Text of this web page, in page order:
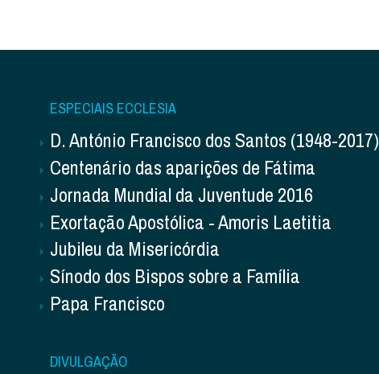
ESPECIAIS ECCLESIA
D. António Francisco dos Santos (1948-2017)
Centenário das aparições de Fátima
Jornada Mundial da Juventude 2016
Exortação Apostólica - Amoris Laetitia
Jubileu da Misericórdia
Sínodo dos Bispos sobre a Família
Papa Francisco
DIVULGAÇÃO